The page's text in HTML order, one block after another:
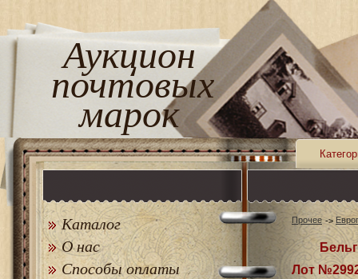
Аукцион
почтовых
марок
Каталог
О нас
Способы оплаты
Прочее
Лот